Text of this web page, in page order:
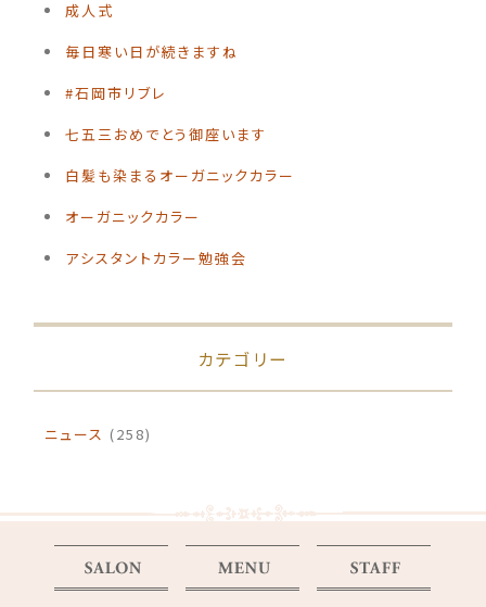
️成人式
毎日寒い日が続きますね
#石岡市リブレ
️七五三おめでとう御座います
白髪も染まるオーガニックカラー
オーガニックカラー
アシスタントカラー勉強会
カテゴリー
ニュース (258)